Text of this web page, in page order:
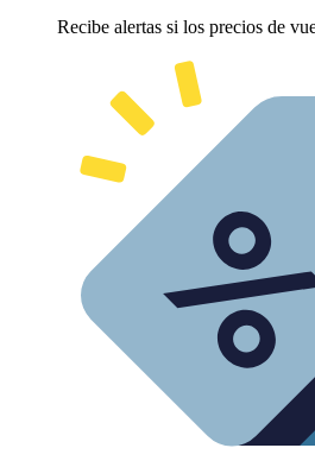
Recibe alertas si los precios de